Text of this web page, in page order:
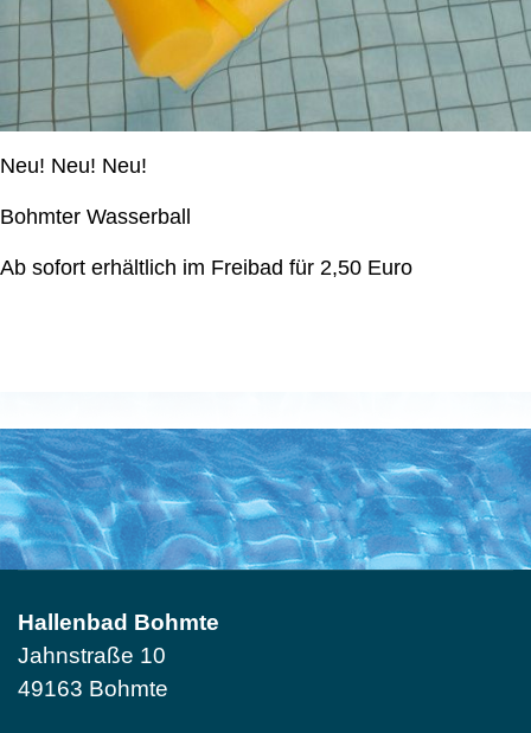
Neu! Neu! Neu!
Bohmter Wasserball
Ab sofort erhältlich im Freibad für 2,50 Euro
Hallenbad Bohmte
Jahnstraße 10
49163 Bohmte